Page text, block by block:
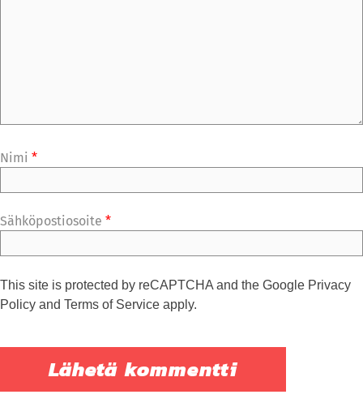
Nimi *
Sähköpostiosoite *
This site is protected by reCAPTCHA and the Google Privacy
Policy and Terms of Service apply.